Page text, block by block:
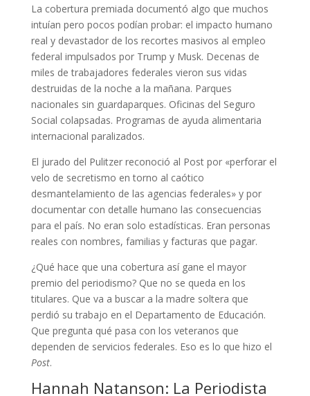
La cobertura premiada documentó algo que muchos
intuían pero pocos podían probar: el impacto humano
real y devastador de los recortes masivos al empleo
federal impulsados por Trump y Musk. Decenas de
miles de trabajadores federales vieron sus vidas
destruidas de la noche a la mañana. Parques
nacionales sin guardaparques. Oficinas del Seguro
Social colapsadas. Programas de ayuda alimentaria
internacional paralizados.
El jurado del Pulitzer reconoció al Post por «perforar el
velo de secretismo en torno al caótico
desmantelamiento de las agencias federales» y por
documentar con detalle humano las consecuencias
para el país. No eran solo estadísticas. Eran personas
reales con nombres, familias y facturas que pagar.
¿Qué hace que una cobertura así gane el mayor
premio del periodismo? Que no se queda en los
titulares. Que va a buscar a la madre soltera que
perdió su trabajo en el Departamento de Educación.
Que pregunta qué pasa con los veteranos que
dependen de servicios federales. Eso es lo que hizo el
Post.
Hannah Natanson: La Periodista